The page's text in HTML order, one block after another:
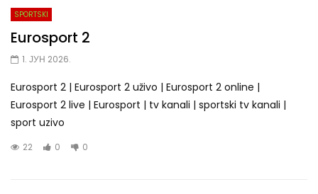
SPORTSKI
Eurosport 2
1. ЈУН 2026.
Eurosport 2 | Eurosport 2 uživo | Eurosport 2 online |
Eurosport 2 live | Eurosport | tv kanali | sportski tv kanali |
sport uzivo
22 0 0